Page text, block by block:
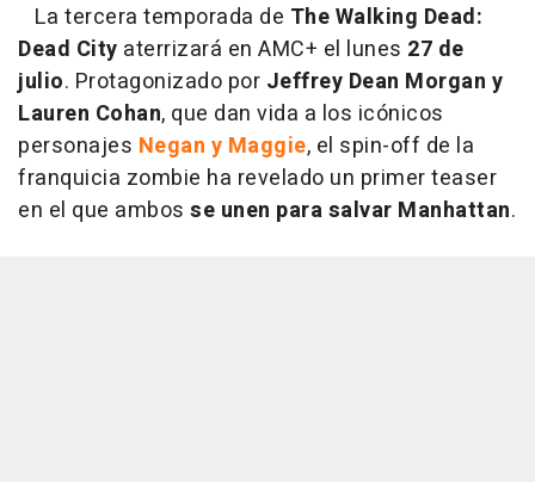
La tercera temporada de The Walking Dead:
Dead City aterrizará en AMC+ el lunes 27 de
julio. Protagonizado por Jeffrey Dean Morgan y
Lauren Cohan, que dan vida a los icónicos
personajes Negan y Maggie, el spin-off de la
franquicia zombie ha revelado un primer teaser
en el que ambos se unen para salvar Manhattan.